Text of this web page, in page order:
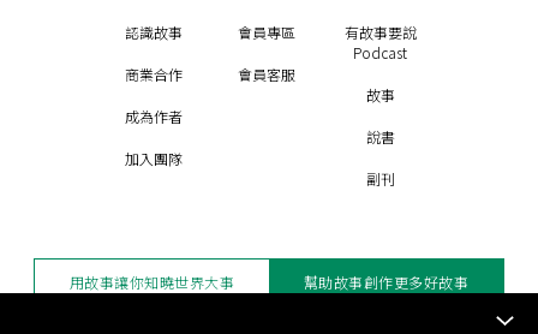
認識故事
商業合作
成為作者
加入團隊
會員專區
會員客服
有故事要說
Podcast
故事
說書
副刊
用故事讓你知曉世界大事 幫助故事創作更多好故事